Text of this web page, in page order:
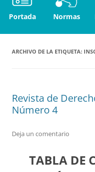
Portada Normas
ARCHIVO DE LA ETIQUETA:
Revista de
Número 4
Deja un comentario
TABLA DE